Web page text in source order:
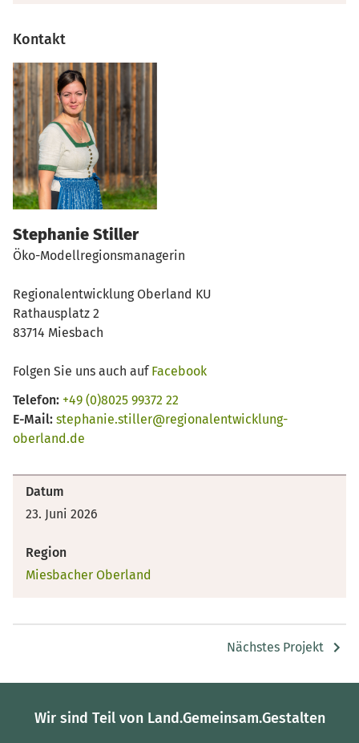
Kontakt
Stephanie Stiller
Öko-Modellregionsmanagerin
Regionalentwicklung Oberland KU
Rathausplatz 2
83714 Miesbach
Folgen Sie uns auch aufFacebook
Telefon: +49 (0)8025 99372 22
E-Mail: stephanie.stiller@regionalentwicklung-
oberland.de
Datum
23. Juni 2026
Region
Miesbacher Oberland
Nächstes Projekt
Wir sind Teil von Land.Gemeinsam.Gestalten